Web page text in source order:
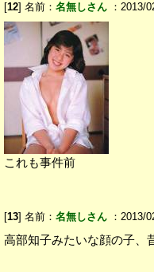
[12] 名前： 名無しさん ：2013/
これも事件前
[13] 名前： 名無しさん ：2013/
高部知子みたいな顔の子、